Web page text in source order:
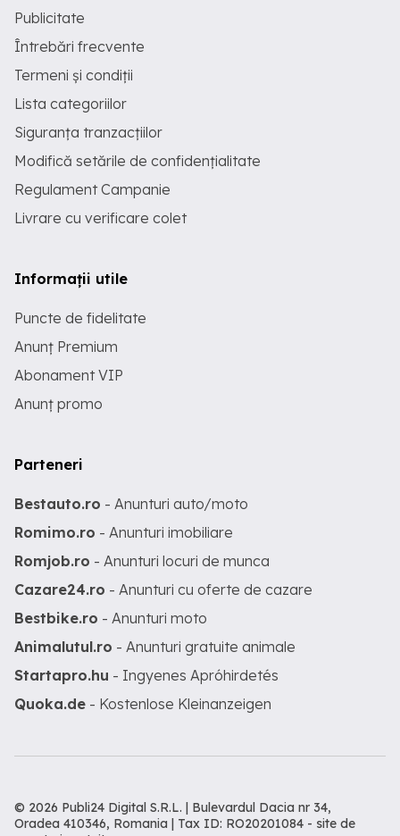
Publicitate
Întrebări frecvente
Termeni și condiții
Lista categoriilor
Siguranța tranzacțiilor
Modifică setările de confidențialitate
Regulament Campanie
Livrare cu verificare colet
Informații utile
Puncte de fidelitate
Anunț Premium
Abonament VIP
Anunț promo
Parteneri
Bestauto.ro - Anunturi auto/moto
Romimo.ro - Anunturi imobiliare
Romjob.ro - Anunturi locuri de munca
Cazare24.ro - Anunturi cu oferte de cazare
Bestbike.ro - Anunturi moto
Animalutul.ro - Anunturi gratuite animale
Startapro.hu - Ingyenes Apróhirdetés
Quoka.de - Kostenlose Kleinanzeigen
© 2026 Publi24 Digital S.R.L. | Bulevardul Dacia nr 34,
Oradea 410346, Romania | Tax ID: RO20201084 - site de